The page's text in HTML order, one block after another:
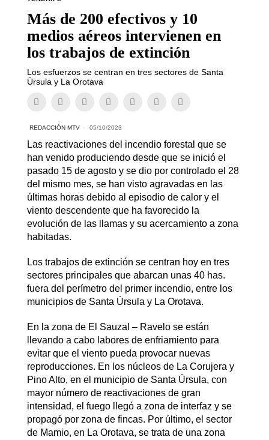
Más de 200 efectivos y 10
medios aéreos intervienen en
los trabajos de extinción
Los esfuerzos se centran en tres sectores de Santa
Úrsula y La Orotava
REDACCIÓN MTV 05/10/2023
Las reactivaciones del incendio forestal que se
han venido produciendo desde que se inició el
pasado 15 de agosto y se dio por controlado el 28
del mismo mes, se han visto agravadas en las
últimas horas debido al episodio de calor y el
viento descendente que ha favorecido la
evolución de las llamas y su acercamiento a zona
habitadas.
Los trabajos de extinción se centran hoy en tres
sectores principales que abarcan unas 40 has.
fuera del perímetro del primer incendio, entre los
municipios de Santa Úrsula y La Orotava.
En la zona de El Sauzal – Ravelo se están
llevando a cabo labores de enfriamiento para
evitar que el viento pueda provocar nuevas
reproducciones. En los núcleos de La Corujera y
Pino Alto, en el municipio de Santa Úrsula, con
mayor número de reactivaciones de gran
intensidad, el fuego llegó a zona de interfaz y se
propagó por zona de fincas. Por último, el sector
de Mamio, en La Orotava, se trata de una zona